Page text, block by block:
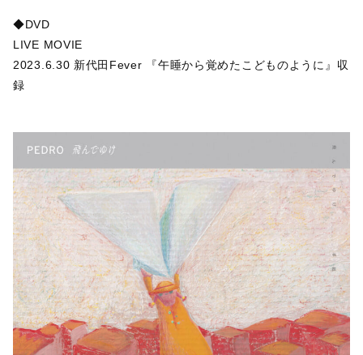
◆DVD
LIVE MOVIE
2023.6.30 新代田Fever 『午睡から覚めたこどものように』収
録